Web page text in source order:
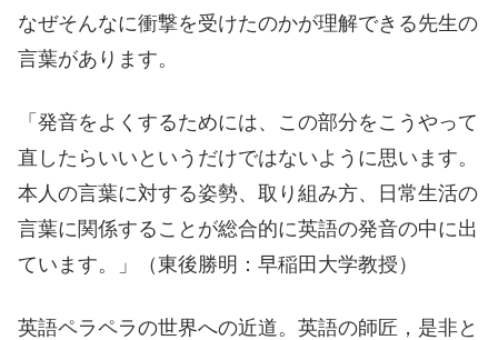
なぜそんなに衝撃を受けたのかが理解できる先生の
言葉があります。
「発音をよくするためには、この部分をこうやって
直したらいいというだけではないように思います。
本人の言葉に対する姿勢、取り組み方、日常生活の
言葉に関係することが総合的に英語の発音の中に出
ています。」（東後勝明：早稲田大学教授）
英語ペラペラの世界への近道。英語の師匠，是非と